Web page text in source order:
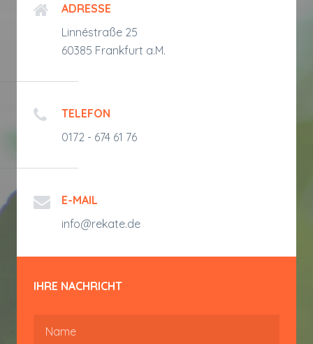
ADRESSE
Linnéstraße 25
60385 Frankfurt a.M.
TELEFON
0172 - 674 61 76
E-MAIL
info@rekate.de
IHRE NACHRICHT